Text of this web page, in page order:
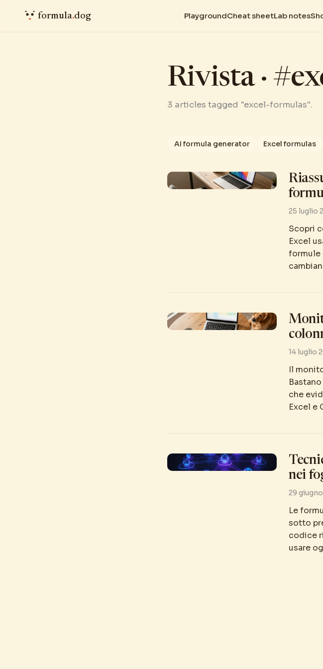
Rivista ·
3 articles tagged "excel-formulas".
AI formula generator Excel formulas
25 luglio
Scopri
Excel
formule
14 luglio
Il
che
Excel e
nei
29
Le
sotto
codice
usare
formula.dog PlaygroundCheat sheetLab notes